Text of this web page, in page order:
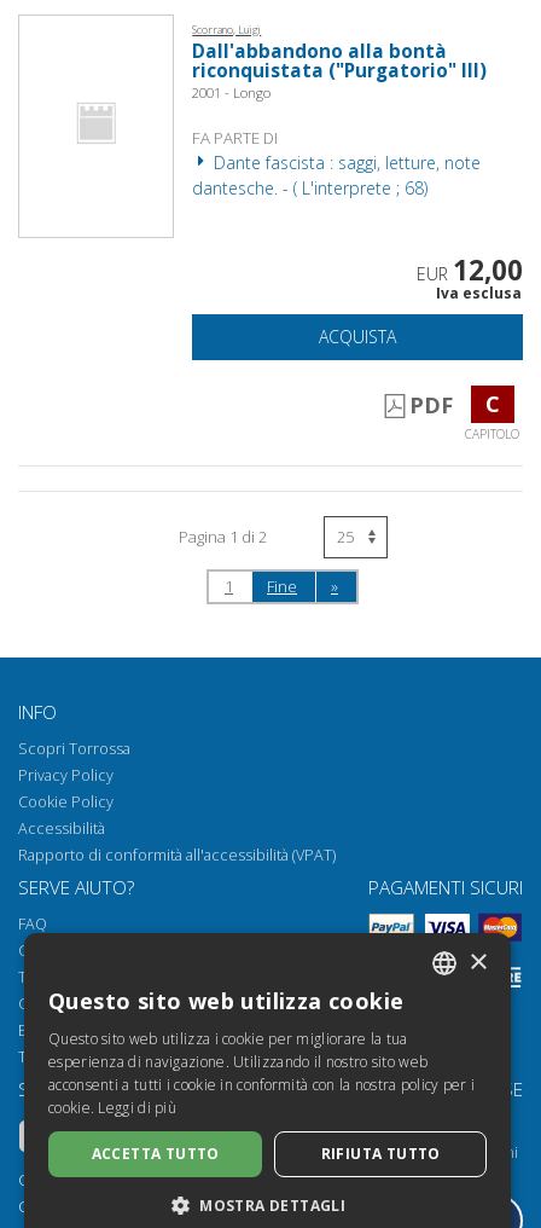
Scorrano, Luigi
Dall'abbandono alla bontà
riconquistata ("Purgatorio" III)
2001 - Longo
FA PARTE DI
Dante fascista : saggi, letture, note
dantesche. - ( L'interprete ; 68)
EUR 12,00
Iva esclusa
ACQUISTA
PDF C
CAPITOLO
Pagina 1 di 2
1 Fine »
INFO
Scopri Torrossa
Privacy Policy
Cookie Policy
Accessibilità
Rapporto di conformità all'accessibilità (VPAT)
SERVE AIUTO?
FAQ
Come aprire i nostri documenti
Torrossa Reader
Condizioni d'uso
Email:
helpdesk@torrossa.com
Tel: +39 055 5018800
PAGAMENTI SICURI
SEGUICI SU
Copyright 2000-2026
Casalini Libri
LE NOSTRE RISORSE
Torrossa per Istituzioni
Torrossa Open
FRENCH
ENGLISH
GERMAN
×
Questo sito web utilizza cookie
Questo sito web utilizza i cookie per migliorare la tua
esperienza di navigazione. Utilizzando il nostro sito web
acconsenti a tutti i cookie in conformità con la nostra policy per i
cookie. Leggi di più
ACCETTA TUTTO RIFIUTA TUTTO
MOSTRA DETTAGLI